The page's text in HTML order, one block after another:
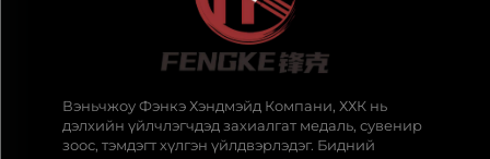
Вэньчжоу Фэнкэ Хэндмэйд Компани, ХХК нь
дэлхийн үйлчлэгчдэд захиалгат медаль, сувенир
зоос, тэмдэгт хүлгэн үйлдвэрлэдэг. Бидний